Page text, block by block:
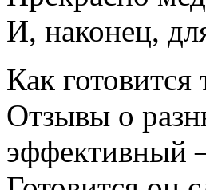
И, наконец,
Как
Отзывы о
эффективный